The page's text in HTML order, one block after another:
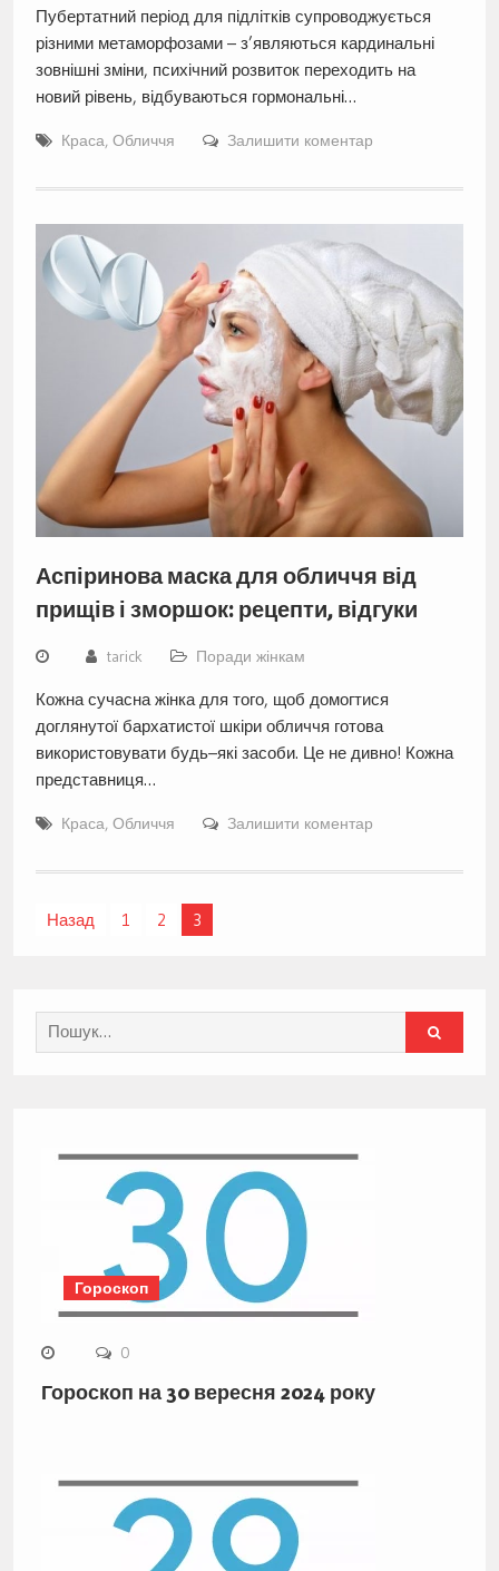
Пубертатний період для підлітків супроводжується
різними метаморфозами – з’являються кардинальні
зовнішні зміни, психічний розвиток переходить на
новий рівень, відбуваються гормональні…
Краса, Обличчя Залишити коментар
Аспіринова маска для обличчя від
прищів і зморшок: рецепти, відгуки
tarick Поради жінкам
Кожна сучасна жінка для того, щоб домогтися
доглянутої бархатистої шкіри обличчя готова
використовувати будь–які засоби. Це не дивно! Кожна
представниця…
Краса, Обличчя Залишити коментар
Навігація
Назад 1 2 3
Search
for:
Гороскоп
0
Гороскоп на 30 вересня 2024 року